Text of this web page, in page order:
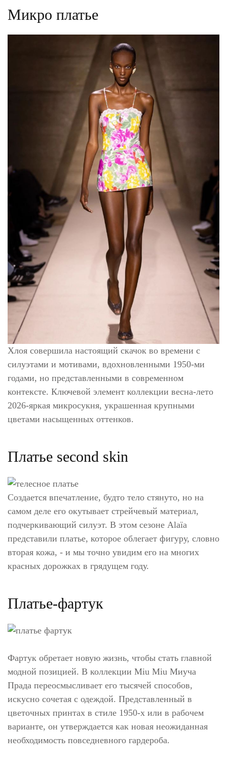
Микро платье
Хлоя совершила настоящий скачок во времени с
силуэтами и мотивами, вдохновленными 1950-ми
годами, но представленными в современном
контексте. Ключевой элемент коллекции весна-лето
2026-яркая микросукня, украшенная крупными
цветами насыщенных оттенков.
Платье second skin
Создается впечатление, будто тело стянуто, но на
самом деле его окутывает стрейчевый материал,
подчеркивающий силуэт. В этом сезоне Alaïa
представили платье, которое облегает фигуру, словно
вторая кожа, - и мы точно увидим его на многих
красных дорожках в грядущем году.
Платье-фартук
Фартук обретает новую жизнь, чтобы стать главной
модной позицией. В коллекции Miu Miu Миуча
Прада переосмысливает его тысячей способов,
искусно сочетая с одеждой. Представленный в
цветочных принтах в стиле 1950-х или в рабочем
варианте, он утверждается как новая неожиданная
необходимость повседневного гардероба.